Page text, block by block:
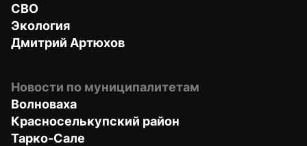
СВО
Экология
Дмитрий Артюхов
Новости по муниципалитетам
Волноваха
Красноселькупский район
Тарко-Сале